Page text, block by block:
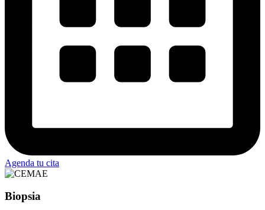
Agenda tu cita
Biopsia